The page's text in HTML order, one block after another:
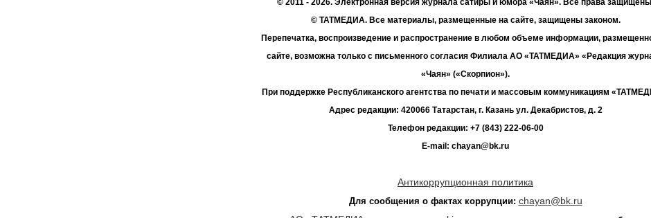
© ТАТМЕДИА. Все материалы, размещенные на сайте, защищены законом.
Перепечатка, воспроизведение и распространение в любом объеме информации,
сайте, возможна только с письменного согласия Филиала АО «ТАТМЕДИА» «Редакция
«Чаян» («Скорпион»).
При поддержке Республиканского агентства по печати и массовым коммуникациям
Адрес редакции: 420066 Татарстан, г. Казань ул. Декабристов, д. 2
Телефон редакции: +7 (843) 222-06-00
E-mail: chayan@bk.ru
Антикоррупционная политика
Для сообщения о фактах коррупции: chayan@bk.ru